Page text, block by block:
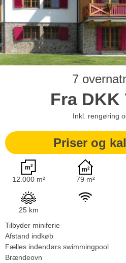
7
Fra DKK
Inkl. rengøring
Priser og
12.000 m² 79 m²
25 km
Tilbyder miniferie
Afstand indkøb
Fælles indendørs swimmingpool
Brændeovn